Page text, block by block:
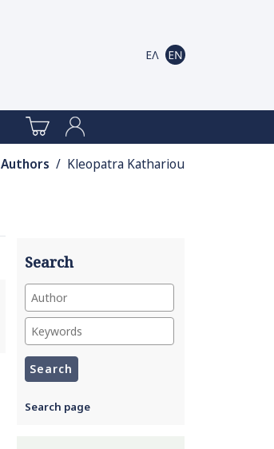
Authors / Kleopatra Kathariou
Search
Search page